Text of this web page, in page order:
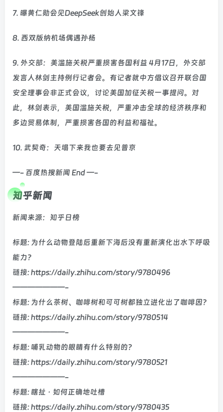
7. 曝黄仁勋会见DeepSeek创始人梁文锋
8. 西双版纳机场偶遇孙杨
9. 外交部：美滥施关税严重损害各国利益 4月17日，外交部
发言人林剑主持例行记者会。有记者就中方倡议召开联合国
安全理事会非正式会议，讨论美国加征关税一事提问。对
此，林剑表示，美国滥施关税，严重冲击全球的经济秩序和
多边贸易体制，严重损害各国的利益和福祉。
10. 武契奇：天塌下来我也要去见普京
—- 百度热搜新闻 End —-
知乎新闻
新闻来源：知乎日榜
标题: 为什么动物登陆后重新下海后没有重新演化出水下呼吸
能力？
链接: https://daily.zhihu.com/story/9780496
———————-
标题: 为什么茶树、咖啡树和可可树都独立进化出了咖啡因？
链接: https://daily.zhihu.com/story/9780514
———————-
标题: 哺乳动物的眼睛有什么特别的？
链接: https://daily.zhihu.com/story/9780521
———————-
标题: 瞎扯 · 如何正确地吐槽
链接: https://daily.zhihu.com/story/9780435